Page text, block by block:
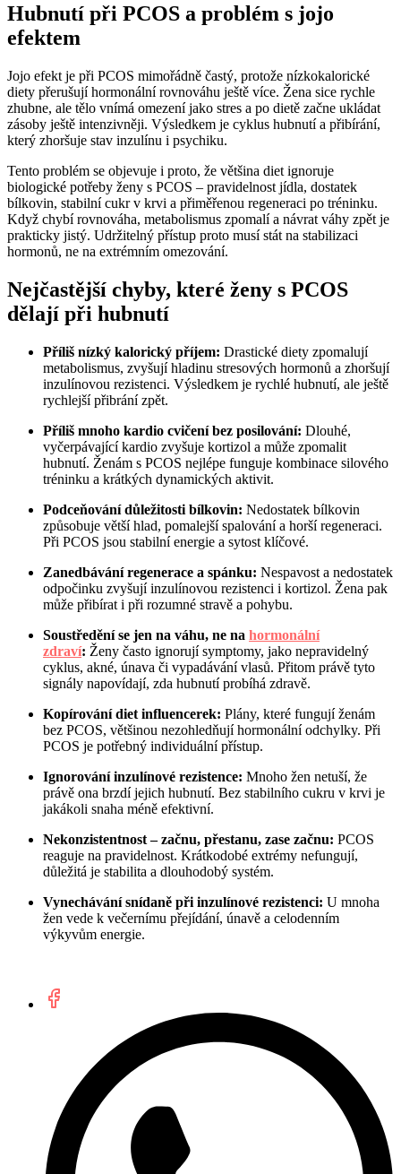
Hubnutí při PCOS a problém s jojo
efektem
Jojo efekt je při PCOS mimořádně častý, protože nízkokalorické
diety přerušují hormonální rovnováhu ještě více. Žena sice rychle
zhubne, ale tělo vnímá omezení jako stres a po dietě začne ukládat
zásoby ještě intenzivněji. Výsledkem je cyklus hubnutí a přibírání,
který zhoršuje stav inzulínu i psychiku.
Tento problém se objevuje i proto, že většina diet ignoruje
biologické potřeby ženy s PCOS – pravidelnost jídla, dostatek
bílkovin, stabilní cukr v krvi a přiměřenou regeneraci po tréninku.
Když chybí rovnováha, metabolismus zpomalí a návrat váhy zpět je
prakticky jistý. Udržitelný přístup proto musí stát na stabilizaci
hormonů, ne na extrémním omezování.
Nejčastější chyby, které ženy s PCOS
dělají při hubnutí
Příliš nízký kalorický příjem: Drastické diety zpomalují
metabolismus, zvyšují hladinu stresových hormonů a zhoršují
inzulínovou rezistenci. Výsledkem je rychlé hubnutí, ale ještě
rychlejší přibrání zpět.
Příliš mnoho kardio cvičení bez posilování: Dlouhé,
vyčerpávající kardio zvyšuje kortizol a může zpomalit
hubnutí. Ženám s PCOS nejlépe funguje kombinace silového
tréninku a krátkých dynamických aktivit.
Podceňování důležitosti bílkovin: Nedostatek bílkovin
způsobuje větší hlad, pomalejší spalování a horší regeneraci.
Při PCOS jsou stabilní energie a sytost klíčové.
Zanedbávání regenerace a spánku: Nespavost a nedostatek
odpočinku zvyšují inzulínovou rezistenci i kortizol. Žena pak
může přibírat i při rozumné stravě a pohybu.
Soustředění se jen na váhu, ne na hormonální
zdraví: Ženy často ignorují symptomy, jako nepravidelný
cyklus, akné, únava či vypadávání vlasů. Přitom právě tyto
signály napovídají, zda hubnutí probíhá zdravě.
Kopírování diet influencerek: Plány, které fungují ženám
bez PCOS, většinou nezohledňují hormonální odchylky. Při
PCOS je potřebný individuální přístup.
Ignorování inzulínové rezistence: Mnoho žen netuší, že
právě ona brzdí jejich hubnutí. Bez stabilního cukru v krvi je
jakákoli snaha méně efektivní.
Nekonzistentnost – začnu, přestanu, zase začnu: PCOS
reaguje na pravidelnost. Krátkodobé extrémy nefungují,
důležitá je stabilita a dlouhodobý systém.
Vynechávání snídaně při inzulínové rezistenci: U mnoha
žen vede k večernímu přejídání, únavě a celodenním
výkyvům energie.